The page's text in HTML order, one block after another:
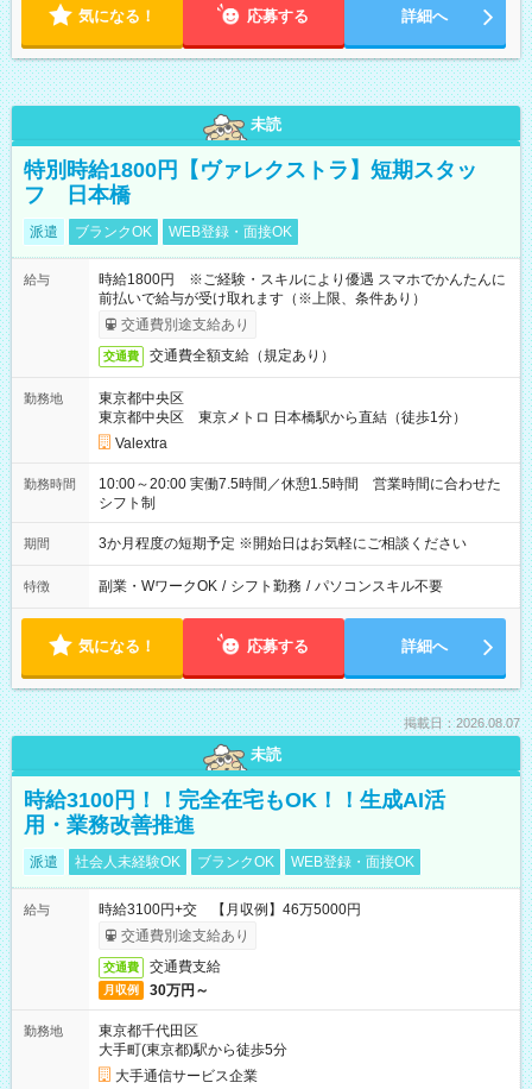
気になる！ 応募する 詳細へ
未読
特別時給1800円【ヴァレクストラ】短期スタッ
フ 日本橋
派遣 ブランクOK WEB登録・面接OK
給与
時給1800円 ※ご経験・スキルにより優遇 スマホでかんたんに
前払いで給与が受け取れます（※上限、条件あり）
交通費別途支給あり
交通費 交通費全額支給（規定あり）
勤務地
東京都中央区
東京都中央区 東京メトロ 日本橋駅から直結（徒歩1分）
Valextra
勤務時間
10:00～20:00 実働7.5時間／休憩1.5時間 営業時間に合わせた
シフト制
期間 3か月程度の短期予定 ※開始日はお気軽にご相談ください
特徴 副業・WワークOK / シフト勤務 / パソコンスキル不要
気になる！ 応募する 詳細へ
掲載日：2026.08.07
未読
時給3100円！！完全在宅もOK！！生成AI活
用・業務改善推進
派遣 社会人未経験OK ブランクOK WEB登録・面接OK
給与
時給3100円+交 【月収例】46万5000円
交通費別途支給あり
交通費 交通費支給
月収例 30万円～
勤務地
東京都千代田区
大手町(東京都)駅から徒歩5分
大手通信サービス企業